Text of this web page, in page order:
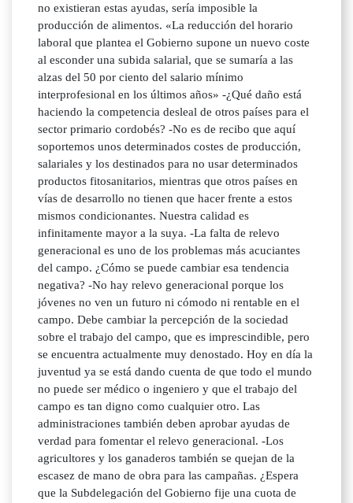
no existieran estas ayudas, sería imposible la
producción de alimentos. «La reducción del horario
laboral que plantea el Gobierno supone un nuevo coste
al esconder una subida salarial, que se sumaría a las
alzas del 50 por ciento del salario mínimo
interprofesional en los últimos años» -¿Qué daño está
haciendo la competencia desleal de otros países para el
sector primario cordobés? -No es de recibo que aquí
soportemos unos determinados costes de producción,
salariales y los destinados para no usar determinados
productos fitosanitarios, mientras que otros países en
vías de desarrollo no tienen que hacer frente a estos
mismos condicionantes. Nuestra calidad es
infinitamente mayor a la suya. -La falta de relevo
generacional es uno de los problemas más acuciantes
del campo. ¿Cómo se puede cambiar esa tendencia
negativa? -No hay relevo generacional porque los
jóvenes no ven un futuro ni cómodo ni rentable en el
campo. Debe cambiar la percepción de la sociedad
sobre el trabajo del campo, que es imprescindible, pero
se encuentra actualmente muy denostado. Hoy en día la
juventud ya se está dando cuenta de que todo el mundo
no puede ser médico o ingeniero y que el trabajo del
campo es tan digno como cualquier otro. Las
administraciones también deben aprobar ayudas de
verdad para fomentar el relevo generacional. -Los
agricultores y los ganaderos también se quejan de la
escasez de mano de obra para las campañas. ¿Espera
que la Subdelegación del Gobierno fije una cuota de